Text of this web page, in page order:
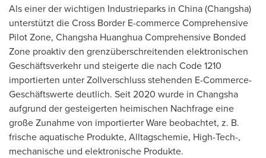
Als einer der wichtigen Industrieparks in China(Changsha)
unterstützt die Cross Border E-commerce Comprehensive
Pilot Zone, Changsha Huanghua Comprehensive Bonded
Zone proaktiv den grenzüberschreitenden elektronischen
Geschäftsverkehr und steigerte die nach Code 1210
importierten unter Zollverschluss stehenden E-Commerce-
Geschäftswerte deutlich. Seit 2020 wurde in Changsha
aufgrund der gesteigerten heimischen Nachfrage eine
große Zunahme von importierter Ware beobachtet, z. B.
frische aquatische Produkte, Alltagschemie, High-Tech-,
mechanische und elektronische Produkte.